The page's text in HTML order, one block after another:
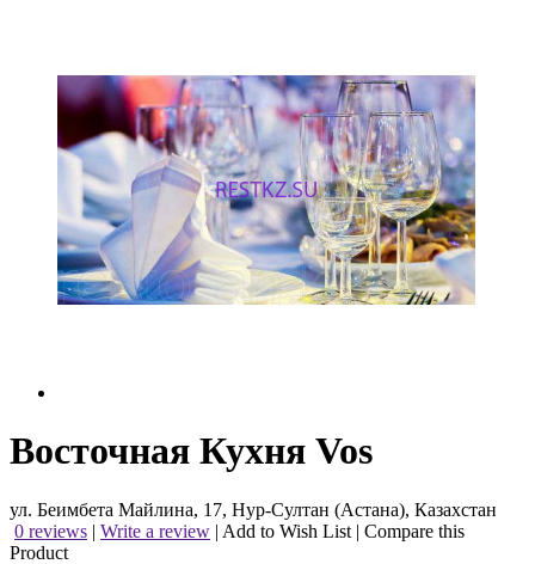
Восточная Кухня Vos
ул. Беимбета Майлина, 17, Нур-Султан (Астана), Казахстан
0 reviews | Write a review | Add to Wish List | Compare this
Product